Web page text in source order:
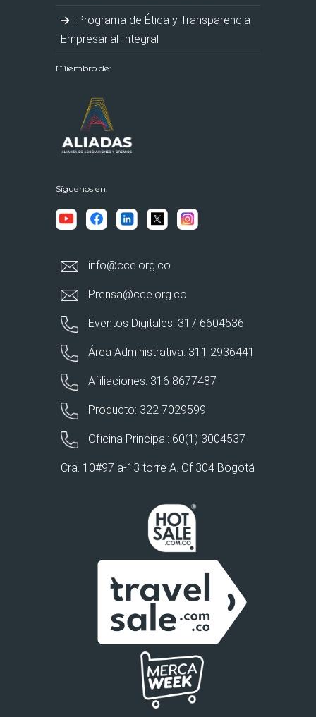
Programa de Ética y Transparencia
Empresarial Integral
Miembro de:
Síguenos en:
info@cce.org.co
Prensa@cce.org.co
Eventos Digitales: 317 6604536
Área Administrativa: 311 2936441
Afiliaciones: 316 8677487
Producto: 322 7029599
Oficina Principal: 60(1) 3004537
Cra. 10#97 a-13 torre A. Of 304 Bogotá